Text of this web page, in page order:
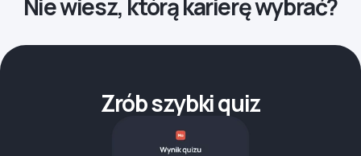
Nie wiesz, którą karierę wybrać?
Zrób szybki quiz